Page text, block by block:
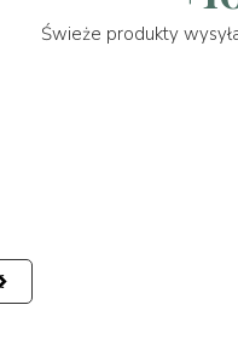
Świeże produkty